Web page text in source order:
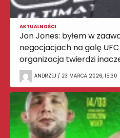
AKTUALNOŚCI
Jon Jones: byłem w
negocjacjach na galę UFC
organizacja twierdzi
ANDRZEJ / 23 MARCA 2026, 15:30